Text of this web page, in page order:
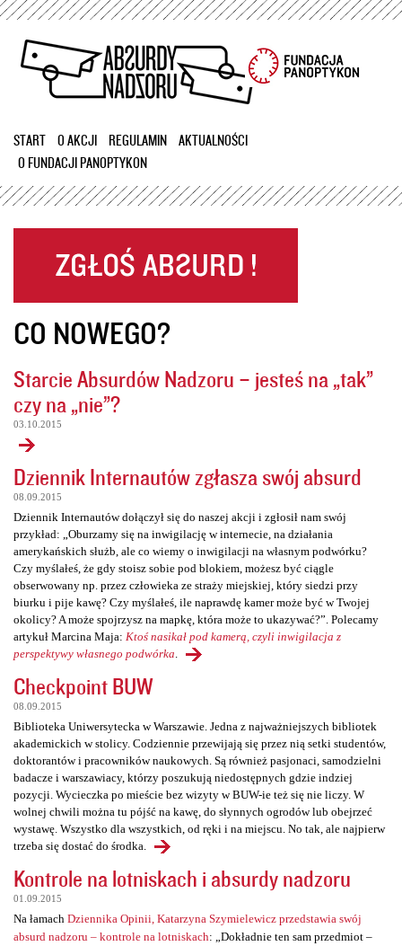
Przejdź
treści
START O AKCJI REGULAMIN
AKTUALNOŚCI
O FUNDACJI PANOPTYKON
CO NOWEGO?
Starcie Absurdów Nadzoru – jesteś na „tak”
czy na „nie”?
03.10.2015
Dziennik Internautów zgłasza swój absurd
08.09.2015
Dziennik Internautów dołączył się do naszej akcji i zgłosił nam swój
przykład: „Oburzamy się na inwigilację w internecie, na działania
amerykańskich służb, ale co wiemy o inwigilacji na własnym podwórku?
Czy myślałeś, że gdy stoisz sobie pod blokiem, możesz być ciągle
obserwowany np. przez człowieka ze straży miejskiej, który siedzi przy
biurku i pije kawę? Czy myślałeś, ile naprawdę kamer może być w Twojej
okolicy? A może spojrzysz na mapkę, która może to ukazywać?”. Polecamy
artykuł Marcina Maja: Ktoś nasikał pod kamerą, czyli inwigilacja z
perspektywy własnego podwórka
Checkpoint BUW
08.09.2015
Biblioteka Uniwersytecka w Warszawie. Jedna z najważniejszych bibliotek
akademickich w stolicy. Codziennie przewijają się przez nią setki studentów,
doktorantów i pracowników naukowych. Są również pasjonaci, samodzielni
badacze i warszawiacy, którzy poszukują niedostępnych gdzie indziej
pozycji. Wycieczka po mieście bez wizyty w BUW-ie też się nie liczy. W
wolnej chwili można tu pójść na kawę, do słynnych ogrodów lub obejrzeć
wystawę. Wszystko dla wszystkich, od ręki i na miejscu. No tak, ale najpierw
trzeba się dostać do środka.
Kontrole na lotniskach i absurdy nadzoru
01.09.2015
Na łamach Dziennika Opinii, Katarzyna Szymielewicz przedstawia swój
absurd nadzoru – kontrole na lotniskach: „Dokładnie ten sam przedmiot –